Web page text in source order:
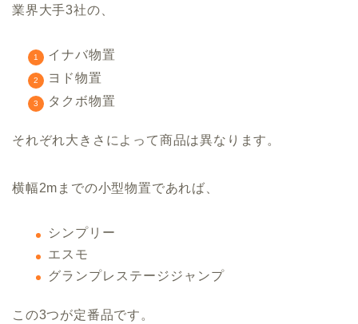
業界大手3社の、
イナバ物置
ヨド物置
タクボ物置
それぞれ大きさによって商品は異なります。
横幅2mまでの小型物置であれば、
シンプリー
エスモ
グランプレステージジャンプ
この3つが定番品です。